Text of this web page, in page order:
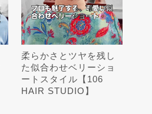
柔らかさとツヤを残し
た似合わせベリーショ
ートスタイル【106
HAIR STUDIO】